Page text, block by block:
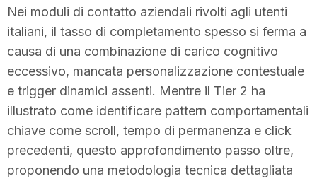
Nei moduli di contatto aziendali rivolti agli utenti
italiani, il tasso di completamento spesso si ferma a
causa di una combinazione di carico cognitivo
eccessivo, mancata personalizzazione contestuale
e trigger dinamici assenti. Mentre il Tier 2 ha
illustrato come identificare pattern comportamentali
chiave come scroll, tempo di permanenza e click
precedenti, questo approfondimento passo oltre,
proponendo una metodologia tecnica dettagliata